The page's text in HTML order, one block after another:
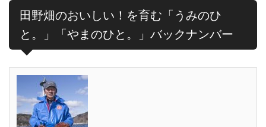
田野畑のおいしい！を育む「うみのひ
と。」「やまのひと。」バックナンバー